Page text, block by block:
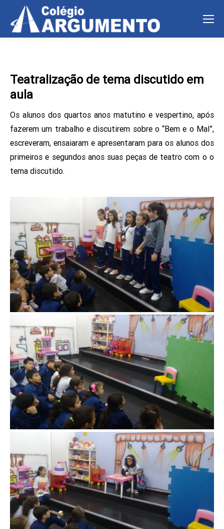
Teatralização de tema discutido em
aula
Os alunos dos quartos anos matutino e vespertino, após
fazerem um trabalho e discutirem sobre o “Bem e o Mal”,
escreveram, ensaiaram e apresentaram para os alunos dos
primeiros e segundos anos suas peças de teatro com o o
tema discutido.